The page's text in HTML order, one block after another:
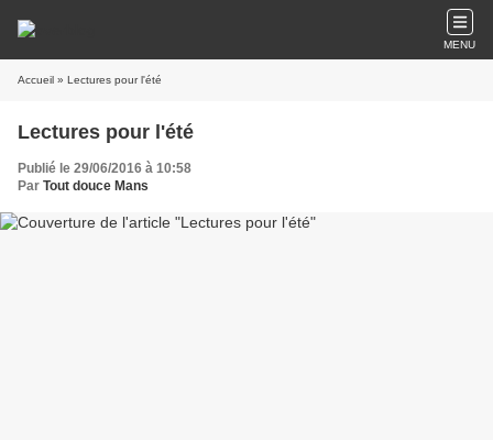
MENU
Accueil » Lectures pour l'été
Lectures pour l'été
Publié le 29/06/2016 à 10:58
Par Tout douce Mans